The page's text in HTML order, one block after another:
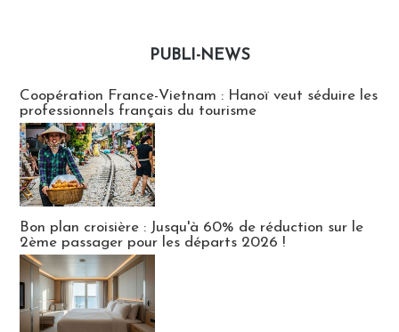
PUBLI-NEWS
Coopération France-Vietnam : Hanoï veut séduire les
professionnels français du tourisme
Bon plan croisière : Jusqu'à 60% de réduction sur le
2ème passager pour les départs 2026 !